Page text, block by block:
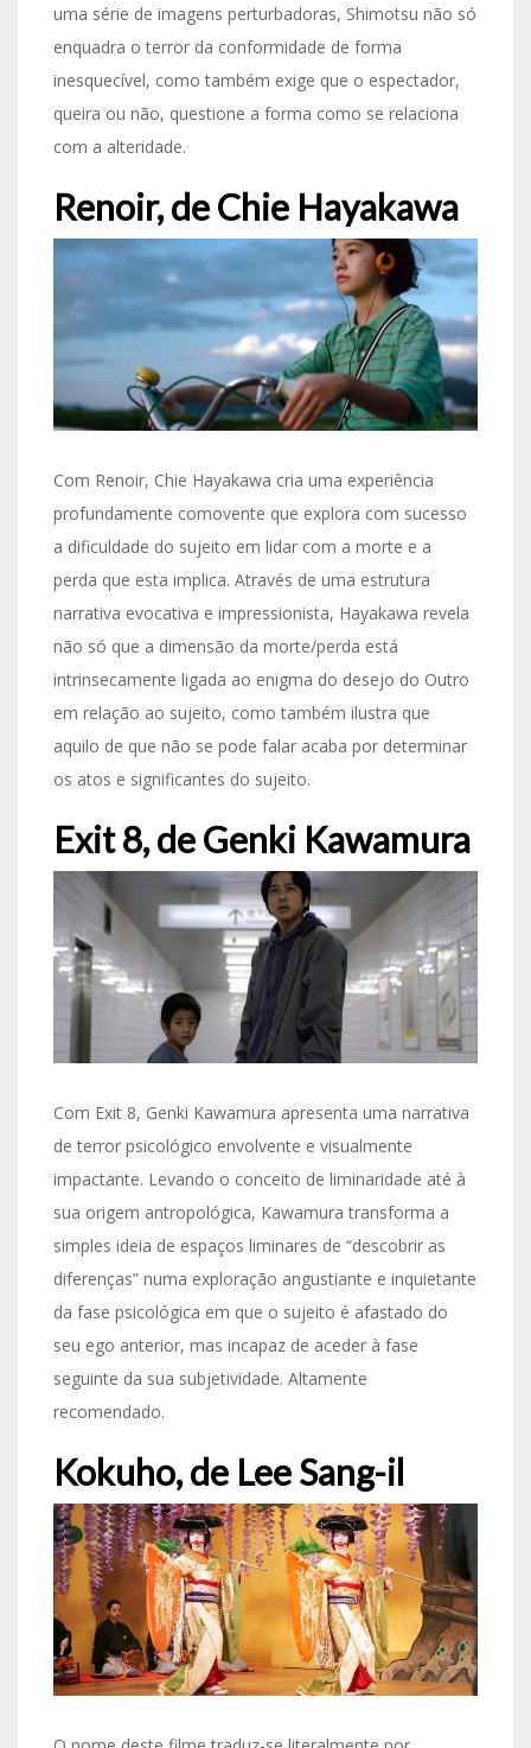
uma série de imagens perturbadoras, Shimotsu não só
enquadra o terror da conformidade de forma
inesquecível, como também exige que o espectador,
queira ou não, questione a forma como se relaciona
com a alteridade.
Renoir, de Chie Hayakawa
Com Renoir, Chie Hayakawa cria uma experiência
profundamente comovente que explora com sucesso
a dificuldade do sujeito em lidar com a morte e a
perda que esta implica. Através de uma estrutura
narrativa evocativa e impressionista, Hayakawa revela
não só que a dimensão da morte/perda está
intrinsecamente ligada ao enigma do desejo do Outro
em relação ao sujeito, como também ilustra que
aquilo de que não se pode falar acaba por determinar
os atos e significantes do sujeito.
Exit 8, de Genki Kawamura
Com Exit 8, Genki Kawamura apresenta uma narrativa
de terror psicológico envolvente e visualmente
impactante. Levando o conceito de liminaridade até à
sua origem antropológica, Kawamura transforma a
simples ideia de espaços liminares de “descobrir as
diferenças” numa exploração angustiante e inquietante
da fase psicológica em que o sujeito é afastado do
seu ego anterior, mas incapaz de aceder à fase
seguinte da sua subjetividade. Altamente
recomendado.
Kokuho, de Lee Sang-il